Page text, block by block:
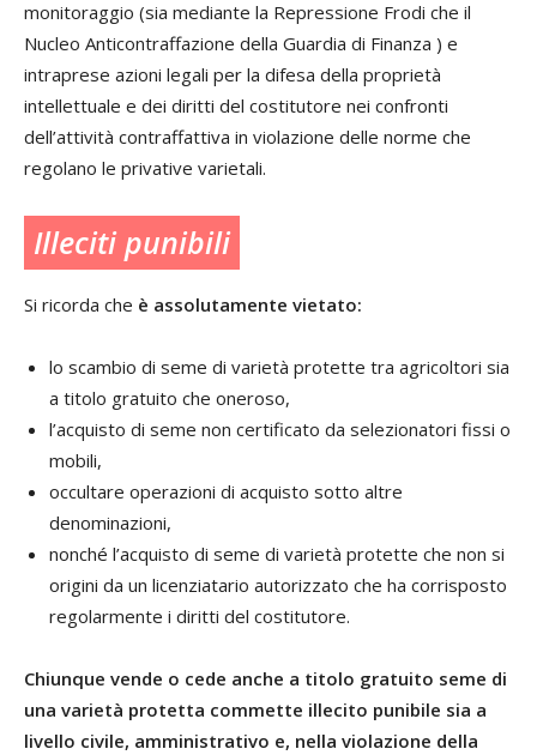
monitoraggio (sia mediante la Repressione Frodi che il
Nucleo Anticontraffazione della Guardia di Finanza ) e
intraprese azioni legali per la difesa della proprietà
intellettuale e dei diritti del costitutore nei confronti
dell’attività contraffattiva in violazione delle norme che
regolano le privative varietali.
Illeciti punibili
Si ricorda che è assolutamente vietato:
lo scambio di seme di varietà protette tra agricoltori sia
a titolo gratuito che oneroso,
l’acquisto di seme non certificato da selezionatori fissi o
mobili,
occultare operazioni di acquisto sotto altre
denominazioni,
nonché l’acquisto di seme di varietà protette che non si
origini da un licenziatario autorizzato che ha corrisposto
regolarmente i diritti del costitutore.
Chiunque vende o cede anche a titolo gratuito seme di
una varietà protetta commette illecito punibile sia a
livello civile, amministrativo e, nella violazione della